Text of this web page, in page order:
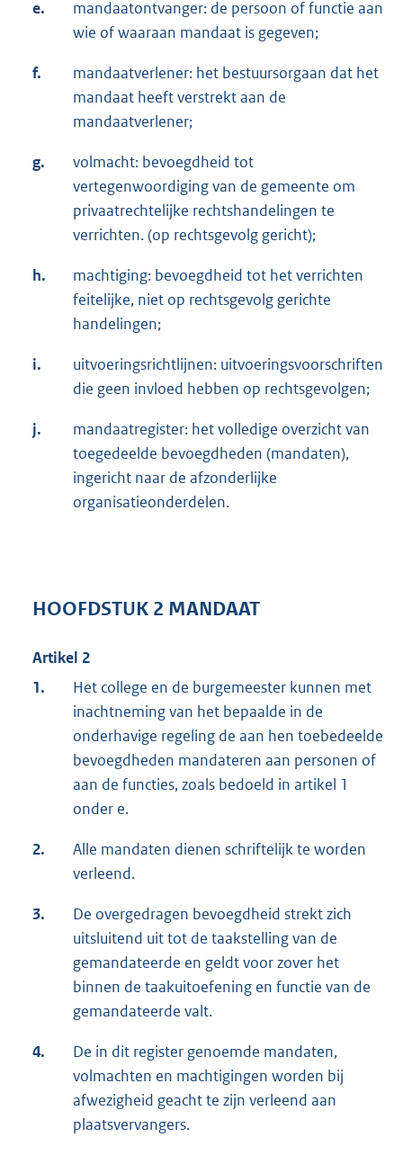
e.
mandaatontvanger: de persoon of functie aan
wie of waaraan mandaat is gegeven;
f.
mandaatverlener: het bestuursorgaan dat het
mandaat heeft verstrekt aan de
mandaatverlener;
g.
volmacht: bevoegdheid tot
vertegenwoordiging van de gemeente om
privaatrechtelijke rechtshandelingen te
verrichten. (op rechtsgevolg gericht);
h.
machtiging: bevoegdheid tot het verrichten
feitelijke, niet op rechtsgevolg gerichte
handelingen;
i.
uitvoeringsrichtlijnen: uitvoeringsvoorschriften
die geen invloed hebben op rechtsgevolgen;
j.
mandaatregister: het volledige overzicht van
toegedeelde bevoegdheden (mandaten),
ingericht naar de afzonderlijke
organisatieonderdelen.
HOOFDSTUK 2 MANDAAT
Artikel 2
1.
Het college en de burgemeester kunnen met
inachtneming van het bepaalde in de
onderhavige regeling de aan hen toebedeelde
bevoegdheden mandateren aan personen of
aan de functies, zoals bedoeld in artikel 1
onder e.
2.
Alle mandaten dienen schriftelijk te worden
verleend.
3.
De overgedragen bevoegdheid strekt zich
uitsluitend uit tot de taakstelling van de
gemandateerde en geldt voor zover het
binnen de taakuitoefening en functie van de
gemandateerde valt.
4.
De in dit register genoemde mandaten,
volmachten en machtigingen worden bij
afwezigheid geacht te zijn verleend aan
plaatsvervangers.